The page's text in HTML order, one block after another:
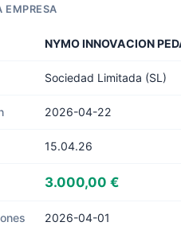
EMPRESA
NYMO INNOVACION
Sociedad Limitada (SL)
2026-04-22
15.04.26
3.000,00 €
2026-04-01